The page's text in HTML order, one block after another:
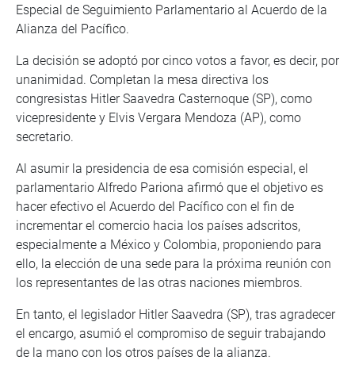
Especial de Seguimiento Parlamentario al Acuerdo de la
Alianza del Pacífico.
La decisión se adoptó por cinco votos a favor, es decir, por
unanimidad. Completan la mesa directiva los
congresistas Hitler Saavedra Casternoque (SP), como
vicepresidente y Elvis Vergara Mendoza (AP), como
secretario.
Al asumir la presidencia de esa comisión especial, el
parlamentario Alfredo Pariona afirmó que el objetivo es
hacer efectivo el Acuerdo del Pacífico con el fin de
incrementar el comercio hacia los países adscritos,
especialmente a México y Colombia, proponiendo para
ello, la elección de una sede para la próxima reunión con
los representantes de las otras naciones miembros.
En tanto, el legislador Hitler Saavedra (SP), tras agradecer
el encargo, asumió el compromiso de seguir trabajando
de la mano con los otros países de la alianza.